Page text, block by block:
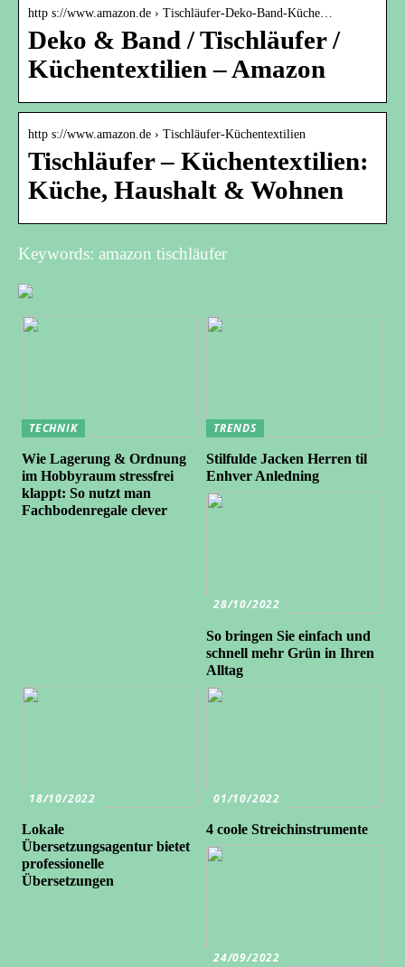
http s://www.amazon.de › Tischläufer-Deko-Band-Küche…
Deko & Band / Tischläufer /
Küchentextilien – Amazon
http s://www.amazon.de › Tischläufer-Küchentextilien
Tischläufer – Küchentextilien:
Küche, Haushalt & Wohnen
Keywords: amazon tischläufer
TECHNIK
Wie Lagerung & Ordnung
im Hobbyraum stressfrei
klappt: So nutzt man
Fachbodenregale clever
TRENDS
Stilfulde Jacken Herren til
Enhver Anledning
28/10/2022
So bringen Sie einfach und
schnell mehr Grün in Ihren
Alltag
18/10/2022
Lokale
Übersetzungsagentur bietet
professionelle
Übersetzungen
01/10/2022
4 coole Streichinstrumente
24/09/2022